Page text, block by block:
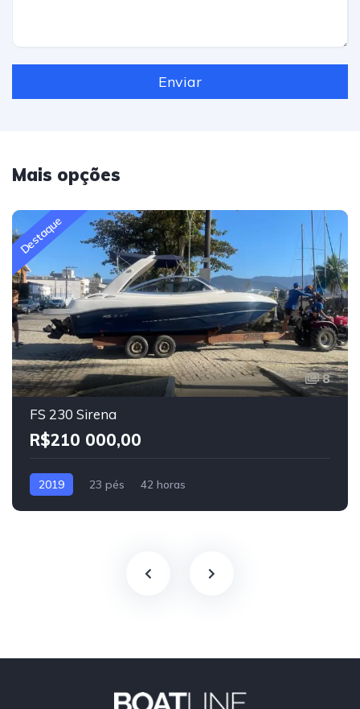
Mais opções
Destaque
8
FS 230 Sirena
R$210 000,00
2019 23 pés 42 horas